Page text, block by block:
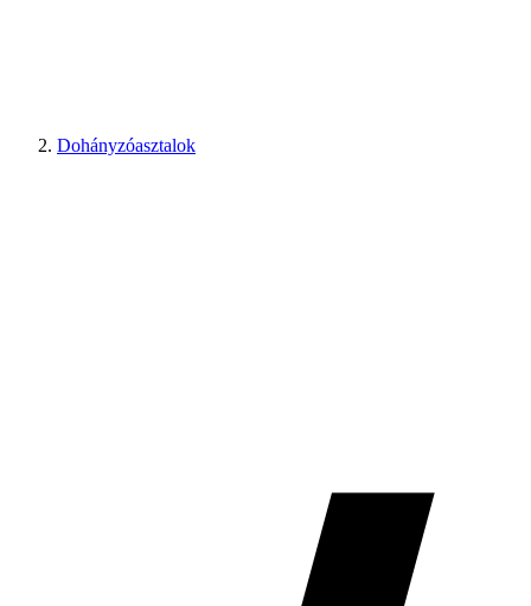
Dohányzóasztalok